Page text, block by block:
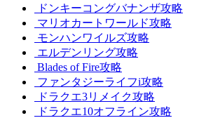
ドンキーコングバナンザ攻略
マリオカートワールド攻略
モンハンワイルズ攻略
エルデンリング攻略
Blades of Fire攻略
ファンタジーライフi攻略
ドラクエ3リメイク攻略
ドラクエ10オフライン攻略